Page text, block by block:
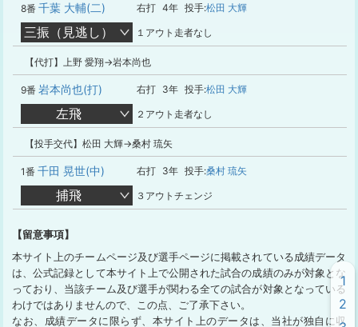
8番 千葉 大輔(二) 右打 4年 投手:松田 大輝
三振（見逃し） １アウト走者なし
【代打】上野 愛翔→岩本尚也
9番 岩本尚也(打) 右打 3年 投手:松田 大輝
左飛 ２アウト走者なし
【投手交代】松田 大輝→桑村 琉矢
1番 千田 晃世(中) 右打 3年 投手:桑村 琉矢
捕飛 ３アウトチェンジ
【留意事項】
本サイト上のチームページ及び選手ページに掲載されている成績データ
は、公式記録として本サイト上で公開された試合の成績のみが対象とな
っており、当該チーム及び選手が関わる全ての試合が対象となっている
わけではありませんので、この点、ご了承下さい。
なお、成績データに限らず、本サイト上のデータは、当社が独自に収
1
2